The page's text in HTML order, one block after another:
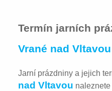
Termín jarních
Vrané nad Vltavou
Jarní prázdniny a jejich
nad Vltavou